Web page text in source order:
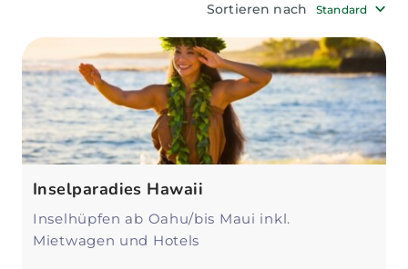
Reiseroute und planen gemeinsam mit dir
deinen Traumurlaub.
Sortieren nach Standard
Inselparadies Hawaii
Inselhüpfen ab Oahu/bis Maui inkl.
Mietwagen und Hotels